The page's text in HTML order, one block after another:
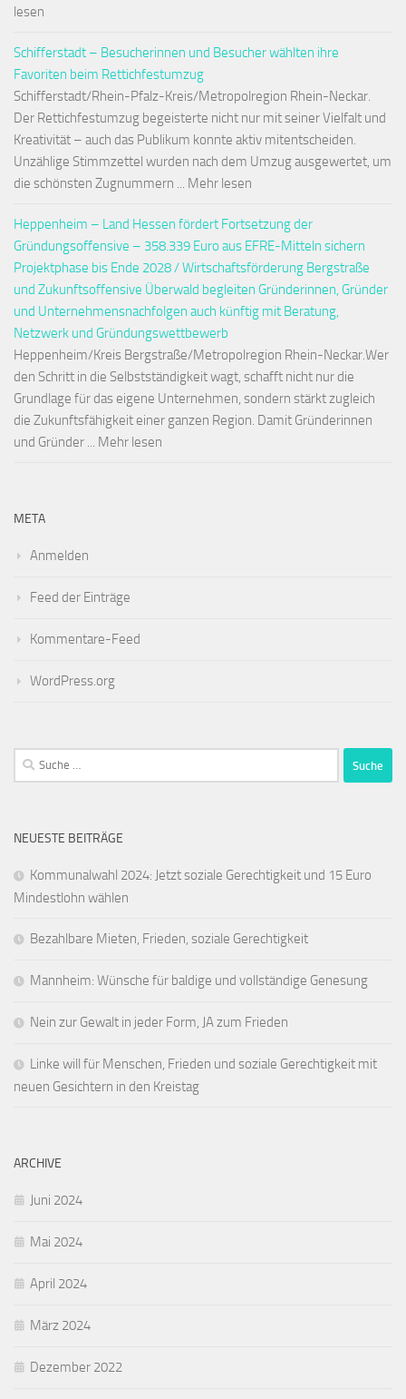
lesen
Schifferstadt – Besucherinnen und Besucher wählten ihre
Favoriten beim Rettichfestumzug
Schifferstadt/Rhein-Pfalz-Kreis/Metropolregion Rhein-Neckar.
Der Rettichfestumzug begeisterte nicht nur mit seiner Vielfalt und
Kreativität – auch das Publikum konnte aktiv mitentscheiden.
Unzählige Stimmzettel wurden nach dem Umzug ausgewertet, um
die schönsten Zugnummern ... Mehr lesen
Heppenheim – Land Hessen fördert Fortsetzung der
Gründungsoffensive – 358.339 Euro aus EFRE-Mitteln sichern
Projektphase bis Ende 2028 / Wirtschaftsförderung Bergstraße
und Zukunftsoffensive Überwald begleiten Gründerinnen, Gründer
und Unternehmensnachfolgen auch künftig mit Beratung,
Netzwerk und Gründungswettbewerb
Heppenheim/Kreis Bergstraße/Metropolregion Rhein-Neckar.Wer
den Schritt in die Selbstständigkeit wagt, schafft nicht nur die
Grundlage für das eigene Unternehmen, sondern stärkt zugleich
die Zukunftsfähigkeit einer ganzen Region. Damit Gründerinnen
und Gründer ... Mehr lesen
META
Anmelden
Feed der Einträge
Kommentare-Feed
WordPress.org
Suche
nach:
NEUESTE BEITRÄGE
Kommunalwahl 2024: Jetzt soziale Gerechtigkeit und 15 Euro
Mindestlohn wählen
Bezahlbare Mieten, Frieden, soziale Gerechtigkeit
Mannheim: Wünsche für baldige und vollständige Genesung
Nein zur Gewalt in jeder Form, JA zum Frieden
Linke will für Menschen, Frieden und soziale Gerechtigkeit mit
neuen Gesichtern in den Kreistag
ARCHIVE
Juni 2024
Mai 2024
April 2024
März 2024
Dezember 2022